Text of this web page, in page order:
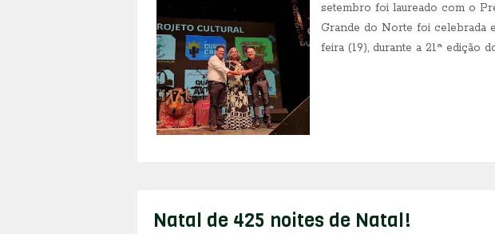
setembro foi laureado com o
Grande do Norte foi celebrada
feira (19), durante a 21ª edição
Natal de 425 noites de Natal!